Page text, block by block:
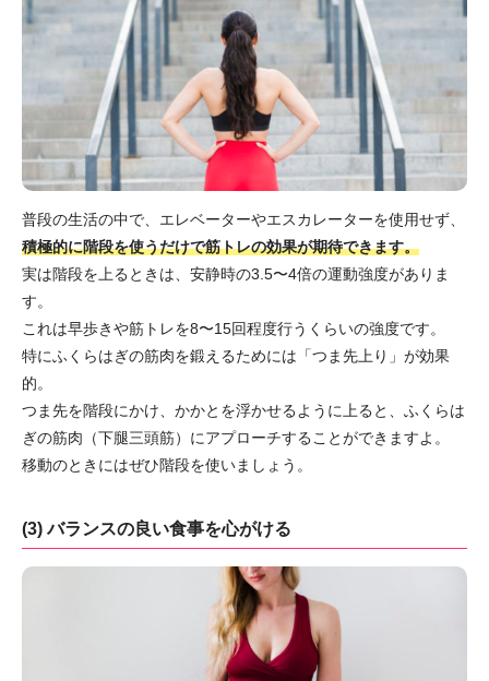
普段の生活の中で、エレベーターやエスカレーターを使用せず、
積極的に階段を使うだけで筋トレの効果が期待できます。
実は階段を上るときは、安静時の3.5〜4倍の運動強度がありま
す。
これは早歩きや筋トレを8〜15回程度行うくらいの強度です。
特にふくらはぎの筋肉を鍛えるためには「つま先上り」が効果
的。
つま先を階段にかけ、かかとを浮かせるように上ると、ふくらは
ぎの筋肉（下腿三頭筋）にアプローチすることができますよ。
移動のときにはぜひ階段を使いましょう。
(3) バランスの良い食事を心がける